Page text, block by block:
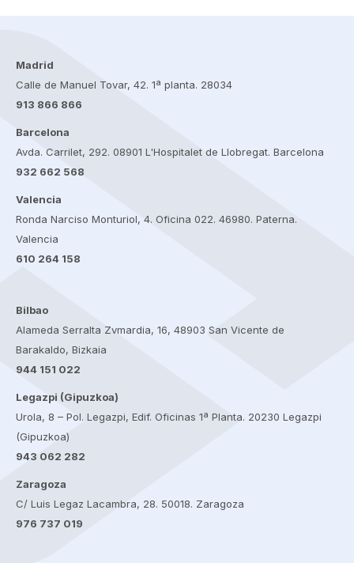
Madrid
Calle de Manuel Tovar, 42. 1ª planta. 28034
913 866 866
Barcelona
Avda. Carrilet, 292. 08901 L'Hospitalet de Llobregat. Barcelona
932 662 568
Valencia
Ronda Narciso Monturiol, 4. Oficina 022. 46980. Paterna.
Valencia
610 264 158
Bilbao
Alameda Serralta Zvmardia, 16, 48903 San Vicente de
Barakaldo, Bizkaia
944 151 022
Legazpi (Gipuzkoa)
Urola, 8 – Pol. Legazpi, Edif. Oficinas 1ª Planta. 20230 Legazpi
(Gipuzkoa)
943 062 282
Zaragoza
C/ Luis Legaz Lacambra, 28. 50018. Zaragoza
976 737 019